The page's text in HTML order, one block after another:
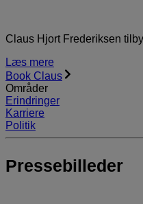
Claus Hjort Frederiksen
Læs mere
Book Claus
Områder
Erindringer
Karriere
Politik
Pressebilleder